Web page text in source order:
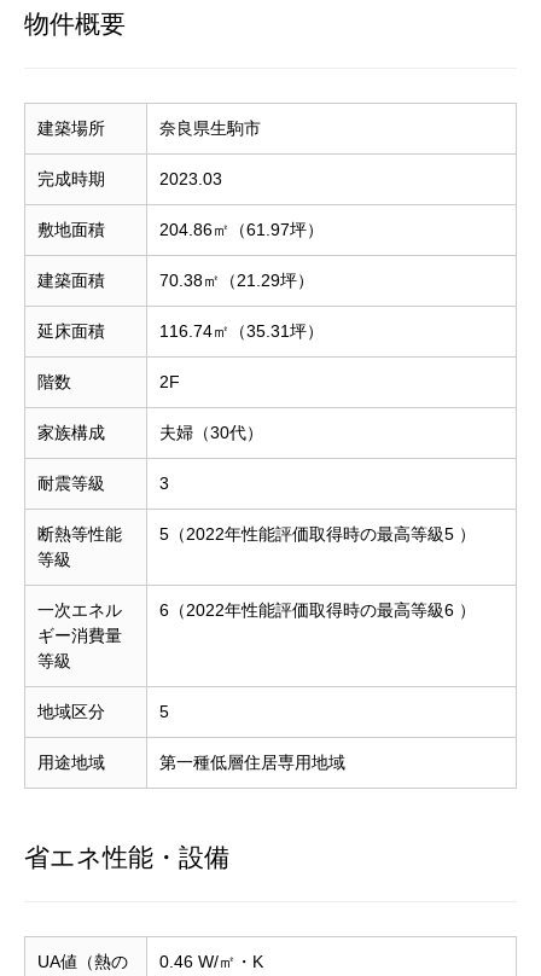
物件概要
建築場所 奈良県生駒市
完成時期 2023.03
敷地面積 204.86㎡（61.97坪）
建築面積 70.38㎡（21.29坪）
延床面積 116.74㎡（35.31坪）
階数 2F
家族構成 夫婦（30代）
耐震等級 3
断熱等性能
等級
5（2022年性能評価取得時の最高等級5 ）
一次エネル
ギー消費量
等級
6（2022年性能評価取得時の最高等級6 ）
地域区分 5
用途地域 第一種低層住居専用地域
省エネ性能・設備
UA値（熱の
0.46 W/㎡・K